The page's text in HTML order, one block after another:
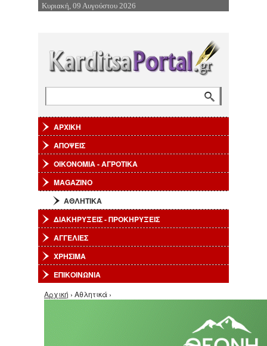
Επιστροφή στην Πλοήγηση
Κυριακή, 09 Αυγούστου 2026
Φόρμα αναζήτησης
ΑΡΧΙΚΗ
ΑΠΟΨΕΙΣ
ΟΙΚΟΝΟΜΙΑ - ΑΓΡΟΤΙΚΑ
MAGAZINO
ΑΘΛΗΤΙΚΑ
ΔΙΑΚΗΡΥΞΕΙΣ - ΠΡΟΚΗΡΥΞΕΙΣ
ΑΓΓΕΛΙΕΣ
ΧΡΗΣΙΜΑ
ΕΠΙΚΟΙΝΩΝΙΑ
Είστε εδώ
Αρχική › Αθλητικά ›